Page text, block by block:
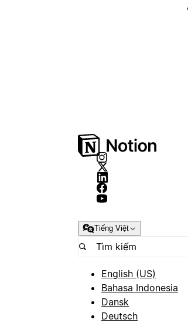
Tiếng Việt
English (US)
Bahasa Indonesia
Dansk
Deutsch